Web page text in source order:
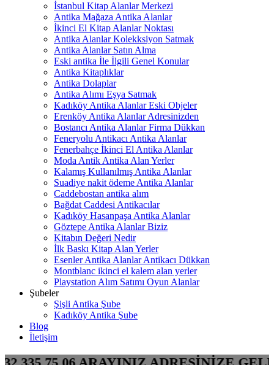
İstanbul Kitap Alanlar Merkezi
Antika Mağaza Antika Alanlar
İkinci El Kitap Alanlar Noktası
Antika Alanlar Kolekksiyon Satmak
Antika Alanlar Satın Alma
Eski antika İle İlgili Genel Konular
Antika Kitaplıklar
Antika Dolaplar
Antika Alımı Eşya Satmak
Kadıköy Antika Alanlar Eski Objeler
Erenköy Antika Alanlar Adresinizden
Bostancı Antika Alanlar Firma Dükkan
Feneryolu Antikacı Antika Alanlar
Fenerbahçe İkinci El Antika Alanlar
Moda Antik Antika Alan Yerler
Kalamış Kullanılmış Antika Alanlar
Suadiye nakit ödeme Antika Alanlar
Caddebostan antika alım
Bağdat Caddesi Antikacılar
Kadıköy Hasanpaşa Antika Alanlar
Göztepe Antika Alanlar Biziz
Kitabın Değeri Nedir
İlk Baskı Kitap Alan Yerler
Esenler Antika Alanlar Antikacı Dükkan
Montblanc ikinci el kalem alan yerler
Playstation Alım Satımı Oyun Alanlar
Şubeler
Şişli Antika Şube
Kadıköy Antika Şube
Blog
İletişim